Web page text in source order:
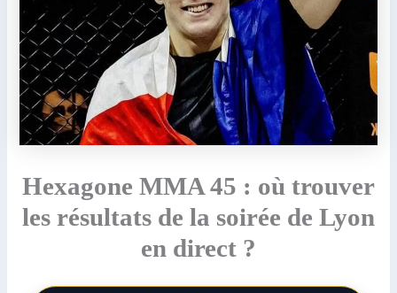
Hexagone MMA 45 : où trouver
les résultats de la soirée de Lyon
en direct ?